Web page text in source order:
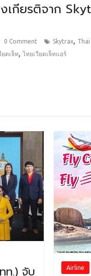
เกียรติจาก
0 Comment Skytrax,
ยตเจ็ท,ไทยเวียตเจ็ทแอร์
ท.) จับ
Airline